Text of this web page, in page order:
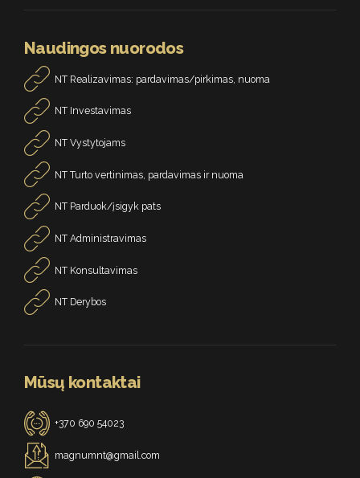
Naudingos nuorodos
NT Realizavimas: pardavimas/pirkimas, nuoma
NT Investavimas
NT Vystytojams
NT Turto vertinimas, pardavimas ir nuoma
NT Parduok/įsigyk pats
NT Administravimas
NT Konsultavimas
NT Derybos
Mūsų kontaktai
+370 690 54023
magnumnt@gmail.com